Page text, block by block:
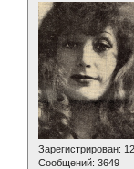
Зарегистрирован:
Сообщений: 3649